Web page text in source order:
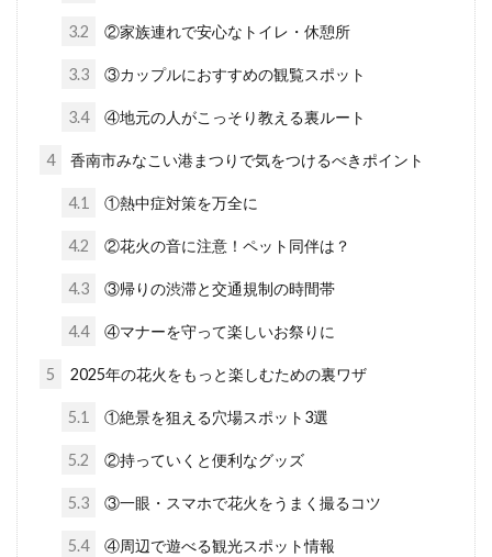
3.2 ②家族連れで安心なトイレ・休憩所
3.3 ③カップルにおすすめの観覧スポット
3.4 ④地元の人がこっそり教える裏ルート
4 香南市みなこい港まつりで気をつけるべきポイント
4.1 ①熱中症対策を万全に
4.2 ②花火の音に注意！ペット同伴は？
4.3 ③帰りの渋滞と交通規制の時間帯
4.4 ④マナーを守って楽しいお祭りに
5 2025年の花火をもっと楽しむための裏ワザ
5.1 ①絶景を狙える穴場スポット3選
5.2 ②持っていくと便利なグッズ
5.3 ③一眼・スマホで花火をうまく撮るコツ
5.4 ④周辺で遊べる観光スポット情報